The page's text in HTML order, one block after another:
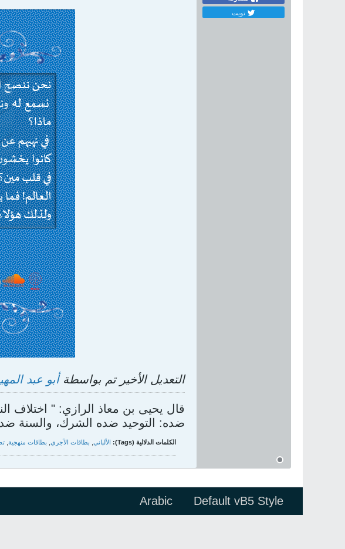
تويت
التعديل الأخير تم بواسطةأبو عبد
قال يحيى بن معاذ الرازي: " اختلاف
ضده: التوحيد ضده الشرك، والسنة
الكلمات الدلالية (Tags): الألباني بطاقات الآجري بطاقات منهجية
Default vB5 Style
Arabic